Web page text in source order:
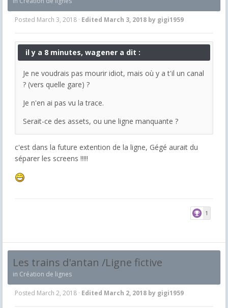
Posted March 3, 2018 · Edited March 3, 2018 by gigi1959
il y a 8 minutes, wagener a dit :
Je ne voudrais pas mourir idiot, mais où y a t'il un canal
? (vers quelle gare) ?
Je n'en ai pas vu la trace.
Serait-ce des assets, ou une ligne manquante ?
c'est dans la future extention de la ligne, Gégé aurait du
séparer les screens !!!!!
1
Les trains d'antan /Ligne fictive
in Création de lignes
Posted March 2, 2018 · Edited March 2, 2018 by gigi1959